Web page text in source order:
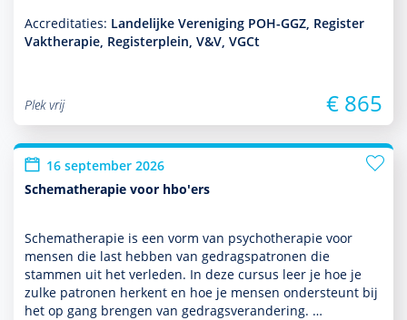
Accreditaties: Landelijke Vereniging POH-GGZ, Register
Vaktherapie, Registerplein, V&V, VGCt
Plek vrij € 865
16 september 2026
Schematherapie voor hbo'ers
Schemathera­pie is een vorm van psycho­thera­pie voor
mensen die last hebben van gedragspatronen die
stammen uit het verleden. In deze cursus leer je hoe je
zulke patronen herkent en hoe je mensen onder­steunt bij
het op gang brengen van gedragsveran­de­ring. …